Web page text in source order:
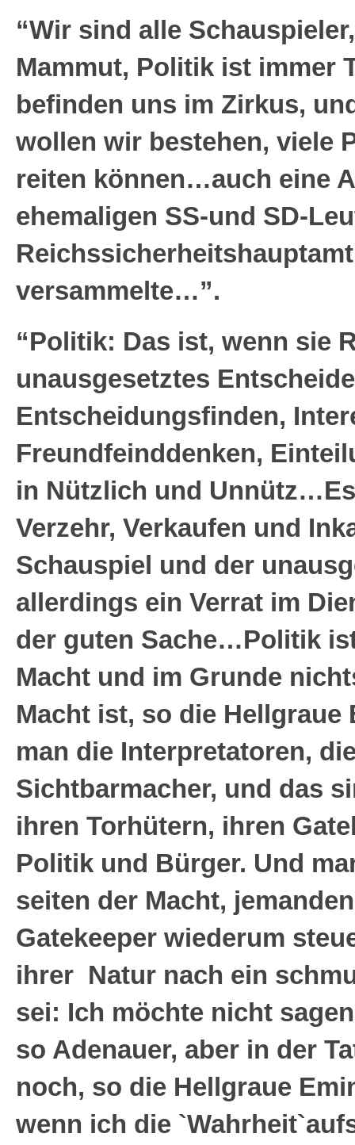
“Wir sind alle
Mammut, Politik ist immer
befinden uns im Zirkus,
wollen wir bestehen, viele
reiten können…auch eine
ehemaligen SS-und SD-
versammelte…”.
“Politik: Das ist, wenn sie
unausgesetztes
Entscheidungsfinden,
Freundfeinddenken,
in Nützlich und
Verzehr, Verkaufen und
Schauspiel und der
allerdings ein Verrat im
der guten Sache…Politik
Macht und im Grunde
Macht ist, so die Hellgraue
man die Interpretatoren,
Sichtbarmacher, und das
ihren Torhütern, ihren
Politik und Bürger. Und
seiten der Macht,
Gatekeeper wiederum
ihrer Natur nach ein
sei: Ich möchte nicht
so Adenauer, aber in der
noch, so die Hellgraue
wenn ich die